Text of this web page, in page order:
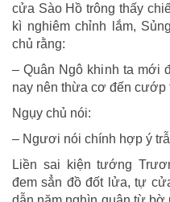
cửa Sào Hồ trông thấy
kì nghiêm chỉnh lắm,
chủ rằng:
– Quân Ngô khinh ta mới
nay nên thừa cơ đến cướp
Ngụy chủ nói:
– Ngươi nói chính hợp ý
Liền sai kiện tướng
đem sẳn đồ đốt lửa, tự